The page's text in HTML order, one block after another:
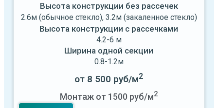
Высота конструкции без рассечек
2.6м (обычное стекло), 3.2м (закаленное стекло)
Высота конструкции с рассечками
4.2-6 м
Ширина одной секции
0.8-1.2м
от 8 500 руб/м2
Монтаж от 1500 руб/м2